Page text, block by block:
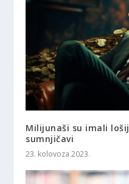
Milijunaši su imali
sumnjičavi
23. kolovoza 2023.